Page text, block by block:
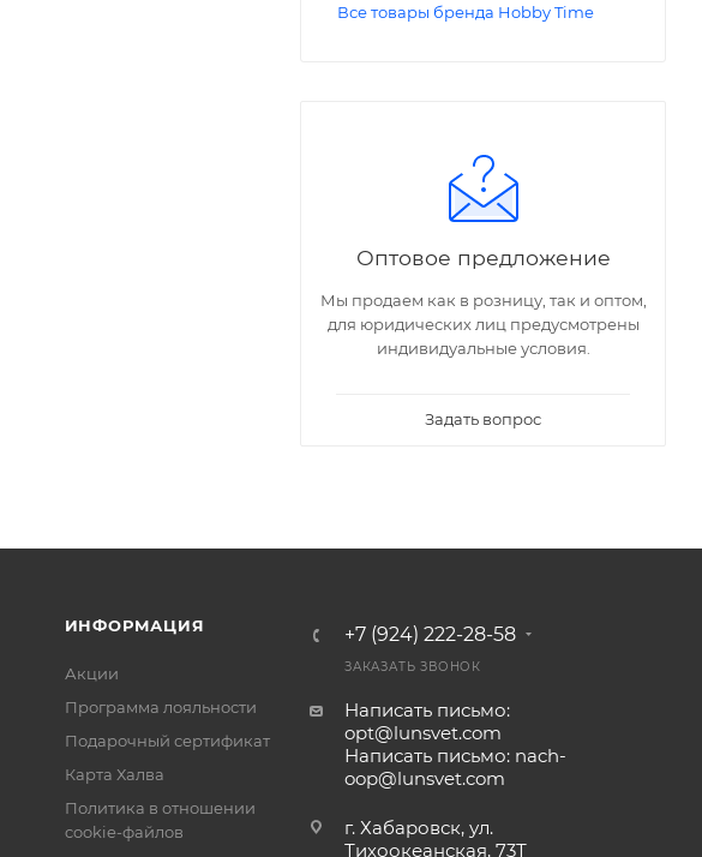
Все товары бренда Hobby Time
Оптовое предложение
Мы продаем как в розницу, так и оптом,
для юридических лиц предусмотрены
индивидуальные условия.
Задать вопрос
ИНФОРМАЦИЯ
Акции
Программа лояльности
Подарочный сертификат
Карта Халва
Политика в отношении
cookie-файлов
+7 (924) 222-28-58
ЗАКАЗАТЬ ЗВОНОК
Написать письмо:
opt@lunsvet.com
Написать письмо: nach-
oop@lunsvet.com
г. Хабаровск, ул.
Тихоокеанская, 73Т